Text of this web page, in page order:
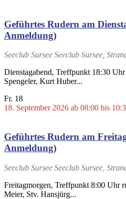
Geführtes Rudern am
Anmeldung)
Seeclub Sursee Seeclub Sursee,
Dienstagabend, Treffpunkt 18:30
Spengeler, Kurt Huber...
Fr. 18
18. September 2026 ab 08:00 bis
Geführtes Rudern am
Anmeldung)
Seeclub Sursee Seeclub Sursee,
Freitagmorgen, Treffpunkt 8:00 Uhr
Meier, Stv. Hansjürg...